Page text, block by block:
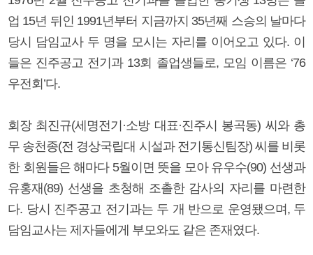
업 15년 뒤인 1991년부터 지금까지 35년째 스승의 날마다
당시 담임교사 두 명을 모시는 자리를 이어오고 있다. 이
들은 진주공고 전기과 13회 졸업생들로, 모임 이름은 ‘76
우전회’다.
회장 최진규(세명전기·소방 대표·진주시 봉곡동) 씨와 총
무 송천종(전 경상국립대 시설과 전기통신팀장) 씨를 비롯
한 회원들은 해마다 5월이면 뜻을 모아 유우수(90) 선생과
유홍재(89) 선생을 초청해 조촐한 감사의 자리를 마련한
다. 당시 진주공고 전기과는 두 개 반으로 운영됐으며, 두
담임교사는 제자들에게 부모와도 같은 존재였다.